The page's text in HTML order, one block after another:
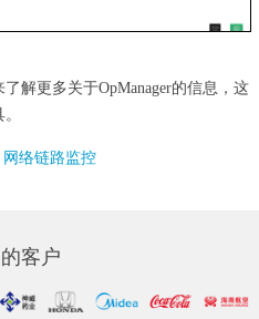
了解更多关于OpManager的信息，这
网络链路监控
客户